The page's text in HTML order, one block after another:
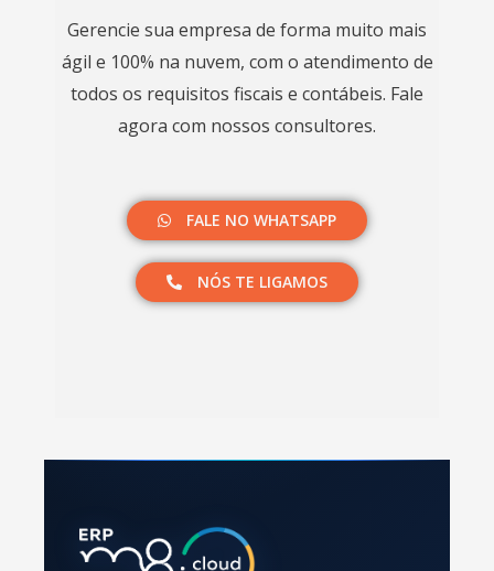
Gerencie sua empresa de forma muito mais
ágil e 100% na nuvem, com o atendimento de
todos os requisitos fiscais e contábeis. Fale
agora com nossos consultores.​
FALE NO WHATSAPP
NÓS TE LIGAMOS